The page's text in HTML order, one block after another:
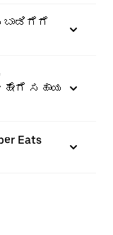
ಬಾಡಿಗೆಗೆ
ಸಹಾಯ
Eats